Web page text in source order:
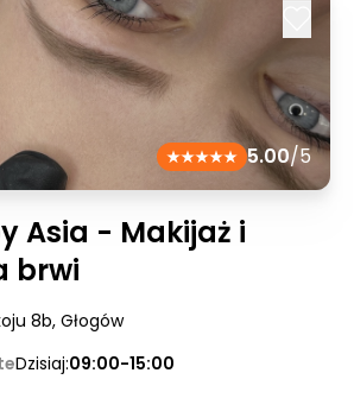
5.00/5
Asia - Makijaż i
brwi
8b, Głogów
Dzisiaj:09:00-15:00